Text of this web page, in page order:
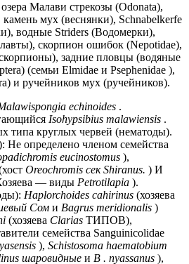
Малави стрекозы (Odonata),
мух (веснянки), Schnabelkerfe
водные Striders (Водомерки),
скорпион ошибок (Nepotidae),
задние пловцы (водяные
(семьи Elmidae и Psephenidae ),
и ручейников мух (ручейников).
echinoides .
Isohypsibius malawiensis .
типа круглых червей (нематоды).
Не определено членом семейства
eucinostomus ),
Oreochromis сек Shiranus. ) И
— виды Petrotilapia ).
Haplorchoides cahirinus (хозяева
Сом и Bagrus meridionalis )
(хозяева Clarias ТИПОВ),
семейства Sanguinicolidae
), Schistosoma haematobium
шаровидные и B . nyassanus ),